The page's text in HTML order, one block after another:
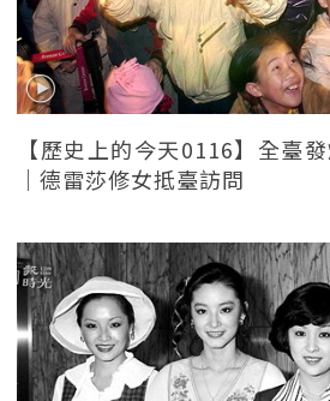
【歷史上的今天0116】全臺
｜德雷莎修女抵臺訪問